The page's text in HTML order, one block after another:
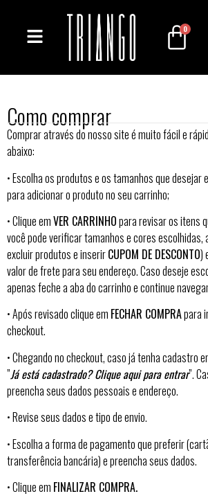
0
Como comprar
Comprar através do nosso site é muito fácil e
abaixo:
• Escolha os produtos e os tamanhos que desejar
para adicionar o produto no seu carrinho;
• Clique emVER CARRINHOpara revisar os itens
você pode verificar tamanhos e cores escolhidas,
excluir produtos e inserirCUPOM DE DESCONTO)
valor de frete para seu endereço. Caso deseje
apenas feche a aba do carrinho e continue
• Após revisado clique em FECHAR COMPRApara
checkout.
• Chegando no checkout, caso já tenha cadastro
”Já está cadastrado? Clique aqui para entrar”.
preencha seus dados pessoais e endereço.
• Revise seus dados e tipo de envio.
• Escolha a forma de pagamento que preferir
transferência bancária) e preencha seus dados.
• Clique em FINALIZAR COMPRA.